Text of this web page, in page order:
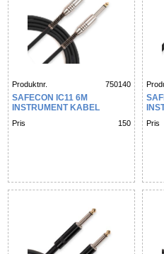
Produktnr. 750140
SAFECON IC11 6M
INSTRUMENT KABEL
Pris 150 Pris